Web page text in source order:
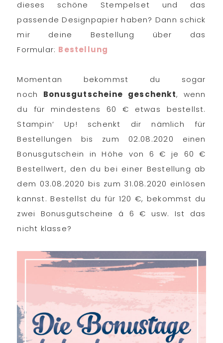
dieses schöne Stempelset und das
passende Designpapier haben? Dann schick
mir deine Bestellung über das
Formular: Bestellung
Momentan bekommst du sogar
noch Bonusgutscheine geschenkt, wenn
du für mindestens 60 € etwas bestellst.
Stampin‘ Up! schenkt dir nämlich für
Bestellungen bis zum 02.08.2020 einen
Bonusgutschein in Höhe von 6 € je 60 €
Bestellwert, den du bei einer Bestellung ab
dem 03.08.2020 bis zum 31.08.2020 einlösen
kannst. Bestellst du für 120 €, bekommst du
zwei Bonusgutscheine á 6 € usw. Ist das
nicht klasse?